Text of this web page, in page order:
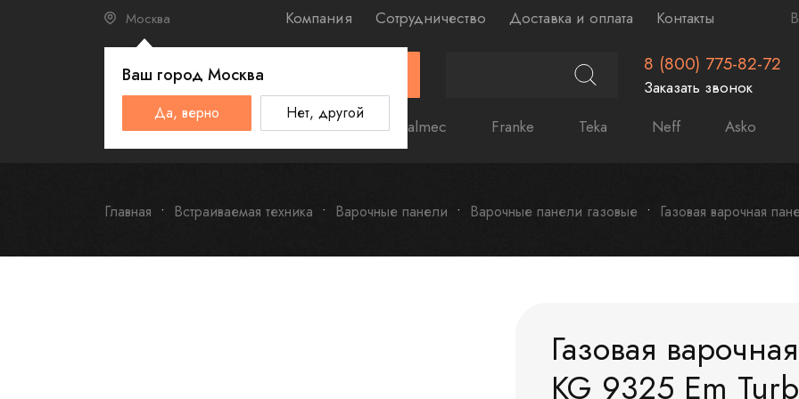
Москва
Ваш город Москва
Да, верно Нет, другой
Компания Сотрудничество Доставка и оплата Контакты
8 (800) 775-82-72
Заказать звонок
Schulthess Smeg Omoikiri Falmec Franke Teka Neff Asko
Главная Встраиваемая техника Варочные панели Варочные панели газовые Газовая варочная
Газовая
KG 9325 Em